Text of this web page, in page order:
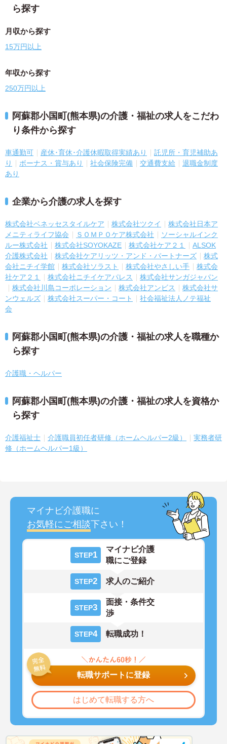
ら探す
月収から探す
15万円以上
年収から探す
250万円以上
阿蘇郡小国町(熊本県)の介護・福祉の求人をこだわ
り条件から探す
車通勤可 産休･育休･介護休暇取得実績あり
託児所・育児補助あ
り
ボーナス・賞与あり 社会保険完備 交通費支給
退職金制度
あり
企業から介護の求人を探す
株式会社ベネッセスタイルケア 株式会社ツクイ
株式会社日本ア
メニティライフ協会
ＳＯＭＰＯケア株式会社
ソーシャルインク
ルー株式会社
株式会社SOYOKAZE 株式会社ケア２１
ALSOK
介護株式会社
株式会社ケアリッツ・アンド・パートナーズ
株式
会社ニチイ学館
株式会社ソラスト 株式会社やさしい手
株式会
社ケア２１
株式会社ニチイケアパレス
株式会社サンガジャパン
株式会社川島コーポレーション
株式会社アンビス
株式会社サ
ンウェルズ
株式会社スーパー・コート
社会福祉法人ノテ福祉
会
阿蘇郡小国町(熊本県)の介護・福祉の求人を職種か
ら探す
介護職・ヘルパー
阿蘇郡小国町(熊本県)の介護・福祉の求人を資格か
ら探す
介護福祉士 介護職員初任者研修（ホームヘルパー2級）
実務者研
修（ホームヘルパー1級）
マイナビ介護職に
お気軽にご相談下さい！
STEP1
マイナビ介護
職にご登録
STEP2 求人のご紹介
STEP3
面接・条件交
渉
STEP4 転職成功！
転職サポートに登録
はじめて転職する方へ